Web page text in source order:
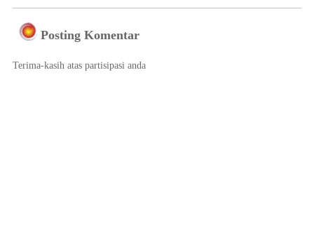
Posting Komentar
Terima-kasih atas partisipasi anda